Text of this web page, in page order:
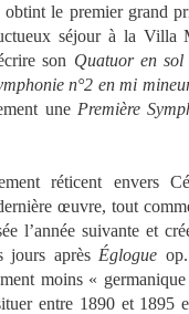
le premier grand
séjour à la Villa
son Quatuor en sol
n°2 en mi
une Première
réticent envers
œuvre, tout
l’année suivante et
jours après Églogue
moins «
entre 1890 et 1895